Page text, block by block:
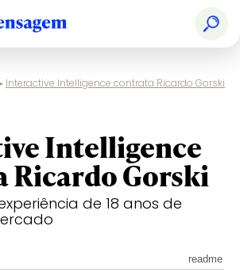
Interactive Intelligence contrata Ricardo Gorski
Intelligence
Ricardo Gorski
de 18 anos de
readme